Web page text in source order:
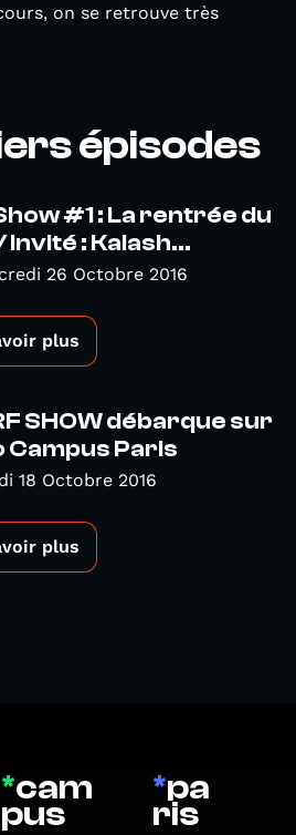
on se retrouve très
épisodes
#1 : La rentrée du
: Kalash...
26 Octobre 2016
plus
SHOW débarque sur
Campus Paris
18 Octobre 2016
plus
*cam
pus
*pa
ris